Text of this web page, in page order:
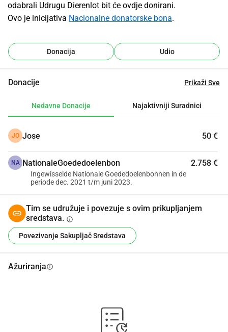
odabrali Udrugu Dierenlot bit će ovdje donirani.
Ovo je inicijativa Nacionalne donatorske bona.
Donacija Udio
Donacije Prikaži Sve
Nedavne Donacije Najaktivniji Suradnici
JO Jose 50 €
NA NationaleGoededoelenbon 2.758 €
Ingewisselde Nationale Goededoelenbonnen in de
periode dec. 2021 t/m juni 2023.
Tim se udružuje i povezuje s ovim prikupljanjem
sredstava. info
Povezivanje Sakupljač Sredstava
Ažuriranjainfo